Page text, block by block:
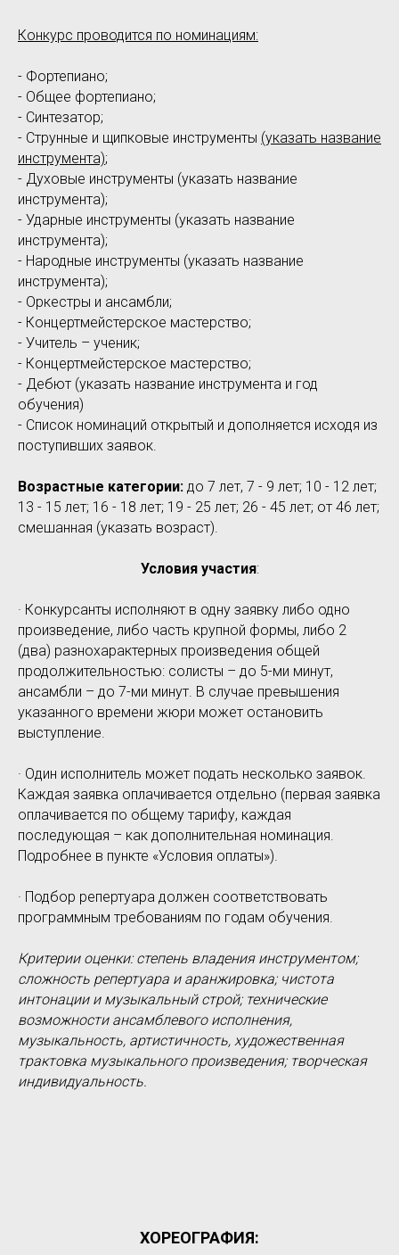
Конкурс проводится по номинациям:
- Фортепиано;
- Общее фортепиано;
- Синтезатор;
- Струнные и щипковые инструменты (указать название
инструмента);
- Духовые инструменты (указать название
инструмента);
- Ударные инструменты (указать название
инструмента);
- Народные инструменты (указать название
инструмента);
- Оркестры и ансамбли;
- Концертмейстерское мастерство;
- Учитель – ученик;
- Концертмейстерское мастерство;
- Дебют (указать название инструмента и год
обучения)
- Список номинаций открытый и дополняется исходя из
поступивших заявок.
Возрастные категории: до 7 лет, 7 - 9 лет; 10 - 12 лет;
13 - 15 лет; 16 - 18 лет; 19 - 25 лет; 26 - 45 лет; от 46 лет;
смешанная (указать возраст).
Условия участия:
· Конкурсанты исполняют в одну заявку либо одно
произведение, либо часть крупной формы, либо 2
(два) разнохарактерных произведения общей
продолжительностью: солисты – до 5-ми минут,
ансамбли – до 7-ми минут. В случае превышения
указанного времени жюри может остановить
выступление.
· Один исполнитель может подать несколько заявок.
Каждая заявка оплачивается отдельно (первая заявка
оплачивается по общему тарифу, каждая
последующая – как дополнительная номинация.
Подробнее в пункте «Условия оплаты»).
· Подбор репертуара должен соответствовать
программным требованиям по годам обучения.
Критерии оценки: степень владения инструментом;
сложность репертуара и аранжировка; чистота
интонации и музыкальный строй; технические
возможности ансамблевого исполнения,
музыкальность, артистичность, художественная
трактовка музыкального произведения; творческая
индивидуальность.
ХОРЕОГРАФИЯ: